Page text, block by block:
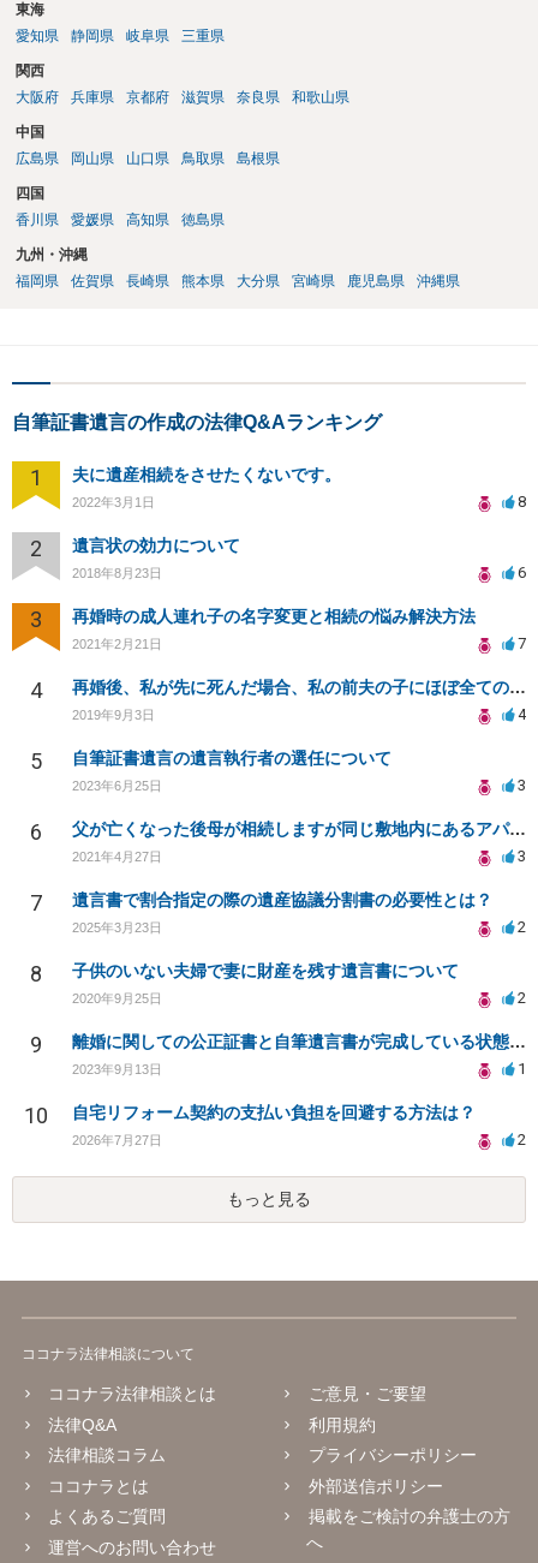
東海
愛知県
静岡県 岐阜県 三重県
関西
大阪府
兵庫県 京都府 滋賀県 奈良県 和歌山県
中国
広島県
岡山県 山口県 鳥取県 島根県
四国
香川県
愛媛県 高知県 徳島県
九州・沖縄
福岡県
佐賀県 長崎県 熊本県 大分県 宮崎県 鹿児島県 沖縄県
自筆証書遺言の作成の法律Q&Aランキング
1 夫に遺産相続をさせたくないです。
2022年3月1日 8
2 遺言状の効力について
2018年8月23日 6
3 再婚時の成人連れ子の名字変更と相続の悩み解決方法
2021年2月21日 7
4 再婚後、私が先に死んだ場合、私の前夫の子にほぼ全ての財産を相続させることは可能？
2019年9月3日 4
5 自筆証書遺言の遺言執行者の選任について
2023年6月25日 3
6 父が亡くなった後母が相続しますが同じ敷地内にあるアパートに父の弟夫婦が住んでいます
2021年4月27日 3
7 遺言書で割合指定の際の遺産協議分割書の必要性とは？
2025年3月23日 2
8 子供のいない夫婦で妻に財産を残す遺言書について
2020年9月25日 2
9 離婚に関しての公正証書と自筆遺言書が完成している状態です。不備がないかの確認は依頼できるものですか？
2023年9月13日 1
10 自宅リフォーム契約の支払い負担を回避する方法は？
2026年7月27日 2
もっと見る
ココナラ法律相談について
ココナラ法律相談とは
法律Q&A
法律相談コラム
ココナラとは
よくあるご質問
運営へのお問い合わせ
ご意見・ご要望
利用規約
プライバシーポリシー
外部送信ポリシー
掲載をご検討の弁護士の方
へ